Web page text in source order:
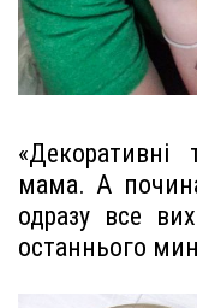
«Декоративні
мама. А
одразу все
останнього